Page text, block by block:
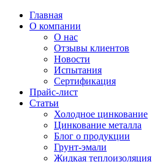
Главная
О компании
О нас
Отзывы клиентов
Новости
Испытания
Сертификация
Прайс-лист
Статьи
Холодное цинкование
Цинкование металла
Блог о продукции
Грунт-эмали
Жидкая теплоизоляция